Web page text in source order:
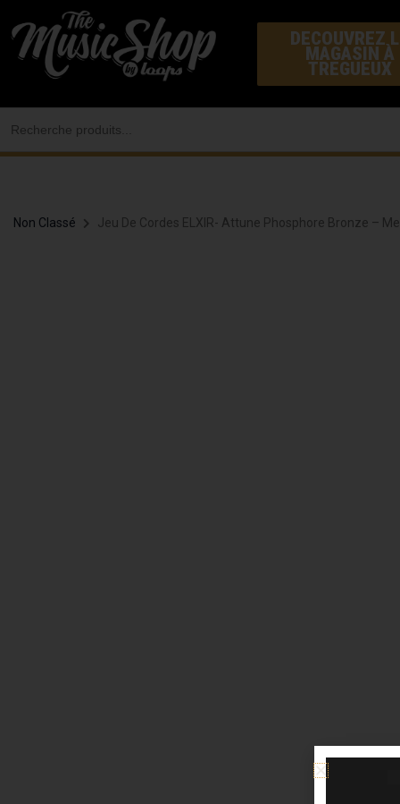
au
contenu
DECOUVREZ
MAGASIN À
TREGUEUX
Non Classé Jeu De Cordes ELXIR- Attune Phosphore Bronze –